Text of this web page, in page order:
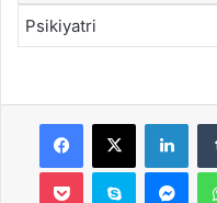
Psikiyatri
Facebook
X
Pocket Skype